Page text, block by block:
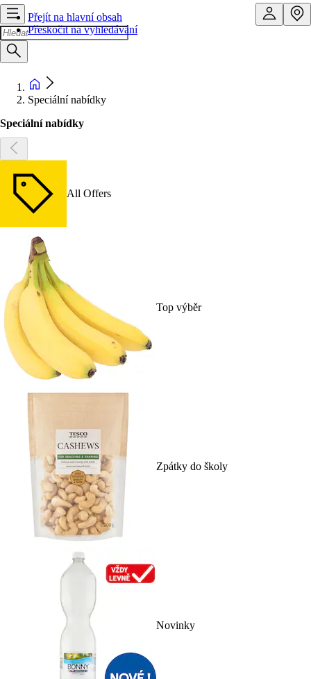
Přejít na hlavní obsah
Přeskočit na vyhledávání
Speciální nabídky
Speciální nabídky
All Offers
Top výběr
Zpátky do školy
Novinky